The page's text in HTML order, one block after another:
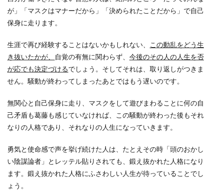
が」「マスクはマナーだから」「決められたことだから」で自己
保身に走ります。
生涯で再び経験することはないかもしれない、
この動乱をどう生
き抜いたかが、
自覚の有無に関わらず、 今後のその人の人生を否
が応でも決定づけるでしょう。そしてそれは、取り返しがつきま
せん。騒動が終わってしまったあとではもう遅いのです。
無関心と自己保身に走り、マスクをして遊びまわることに何の自
己矛盾も葛藤も感じていなければ、この騒動が終わった後もそれ
なりの人格であり、それなりの人生になっていきます。
勇気と使命感で声を挙げ続けた人は、たとえその時「頭のおかし
い陰謀論者」とレッテル貼りされても、鍛え抜かれた人格になり
ます。鍛え抜かれた人格にふさわしい人生が待っていることでし
ょう。